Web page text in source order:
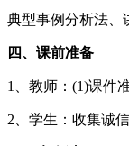
典型事例分析法、
四、课前准备
1、教师：(1)课件
2、学生：收集诚